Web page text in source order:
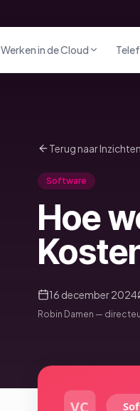
Werken in de Cloud
Terug naar Inzichten
Software
Hoe
16 december 2024
Robin Damen —